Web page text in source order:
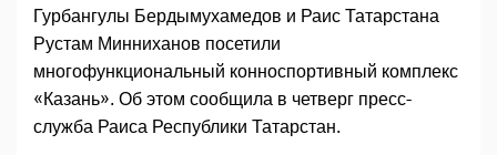
Гурбангулы Бердымухамедов и Раис Татарстана
Рустам Минниханов посетили
многофункциональный конноспортивный комплекс
«Казань». Об этом сообщила в четверг пресс-
служба Раиса Республики Татарстан.